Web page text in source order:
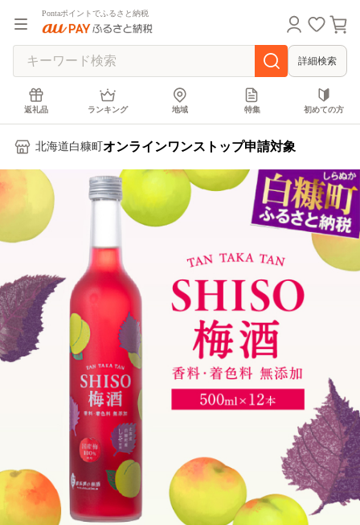
Pontaポイントでふるさと納税
詳細検索
返礼品 ランキング 地域 特集 初めての方
北海道白糠町 オンラインワンストップ申請対象